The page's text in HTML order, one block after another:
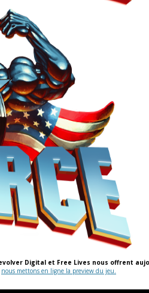
Digital et Free Lives nous offrent
nous mettons en ligne la preview du jeu.